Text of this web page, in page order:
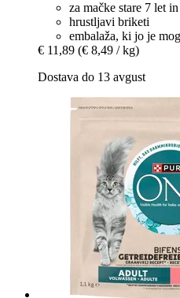
za mačke stare 7 let
hrustljavi briketi
embalaža, ki jo je
€ 11,89 (€ 8,49 / kg)
Dostava do 13 avgust